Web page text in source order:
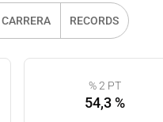
CARRERA RECORDS
% 2 PT
54,3 %